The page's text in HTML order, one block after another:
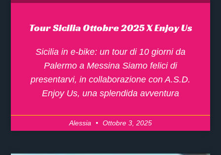
Tour Sicilia Ottobre 2025 X Enjoy Us
Sicilia in e-bike: un tour di 10 giorni da
Palermo a Messina Siamo felici di
presentarvi, in collaborazione con A.S.D.
Enjoy Us, una splendida avventura
Alessia Ottobre 3, 2025